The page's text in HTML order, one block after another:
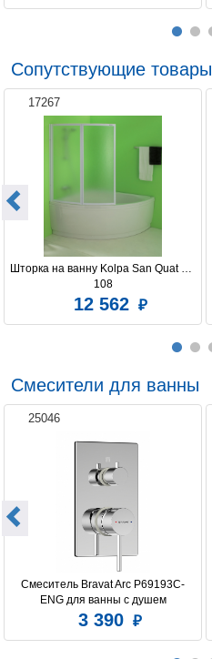
Сопутствующие товары
17267
Шторка на ванну Kolpa San Quat TP
108
12 562
Смесители для ванны
25046
Смеситель Bravat Arc P69193C-
ENG для ванны с душем
3 390